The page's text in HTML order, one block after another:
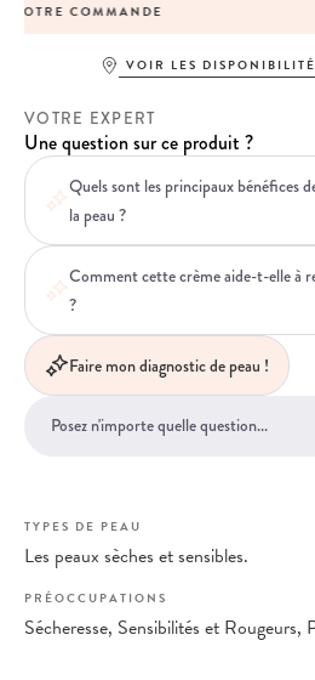
VOIR LES
VOTRE EXPERT
Une question sur ce produit ?
Quels sont les principaux bénéfices
la peau ?
Comment cette crème aide-t-elle à
?
Faire mon diagnostic de peau !
TYPES DE PEAU
Les peaux sèches et sensibles.
PRÉOCCUPATIONS
Sécheresse, Sensibilités et Rougeurs,